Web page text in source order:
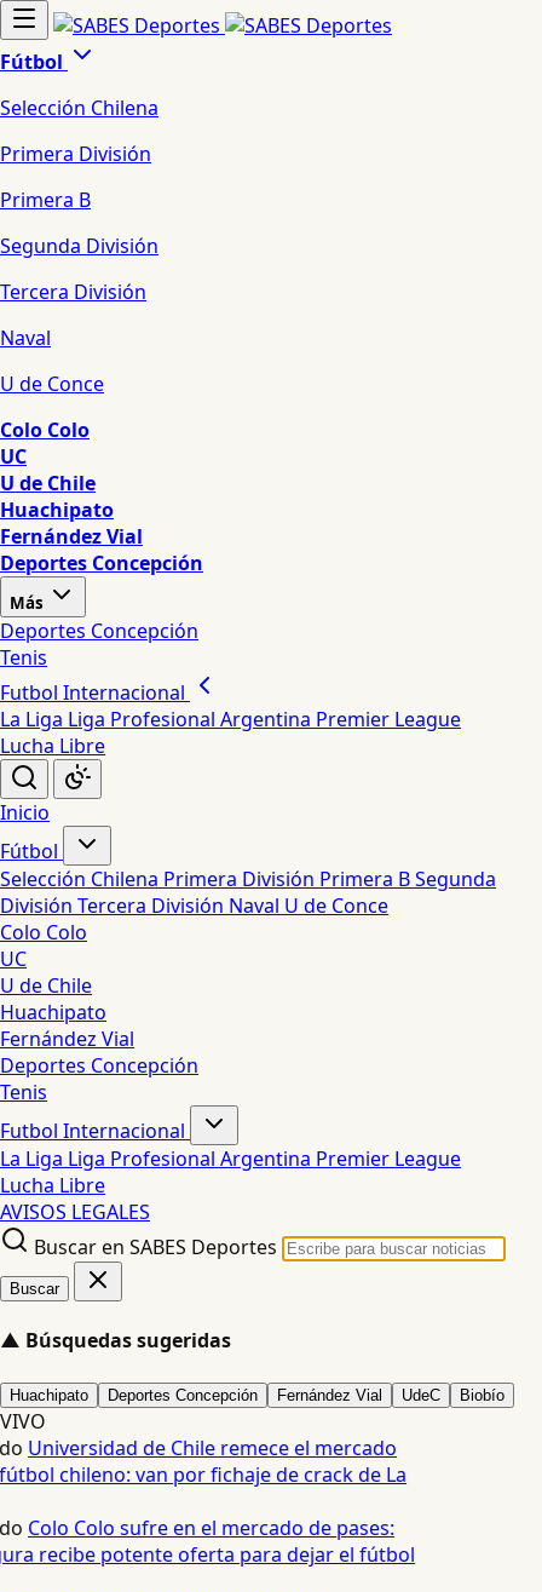
Fútbol
Selección Chilena
Primera División
Primera B
Segunda División
Tercera División
Naval
U de Conce
Colo Colo
UC
U de Chile
Huachipato
Fernández Vial
Deportes Concepción
Más
Deportes Concepción
Tenis
Futbol Internacional
La Liga Liga Profesional Argentina Premier League
Lucha Libre
Inicio
Fútbol
Selección Chilena Primera División Primera BSegunda
División Tercera División Naval U de Conce
Colo Colo
UC
U de Chile
Huachipato
Fernández Vial
Deportes Concepción
Tenis
Futbol Internacional
La Liga Liga Profesional Argentina Premier League
Lucha Libre
AVISOS LEGALES
Buscar en SABES Deportes
Buscar
▲ Búsquedas sugeridas
Huachipato Deportes Concepción Fernández Vial UdeC Biobío
VIVO
Universidad de Chile remece el mercado
chileno: van por fichaje de crack de La
Colo Colo sufre en el mercado de pases:
recibe potente oferta para dejar el fútbol